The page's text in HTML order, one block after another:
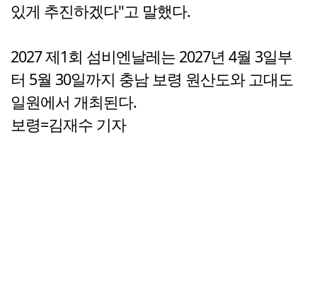
있게 추진하겠다"고 말했다.
2027 제1회 섬비엔날레는 2027년 4월 3일부
터 5월 30일까지 충남 보령 원산도와 고대도
일원에서 개최된다.
보령=김재수 기자